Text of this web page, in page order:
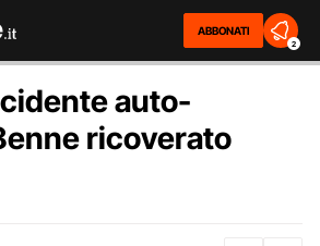
ABBONATI
2
auto-
ricoverato